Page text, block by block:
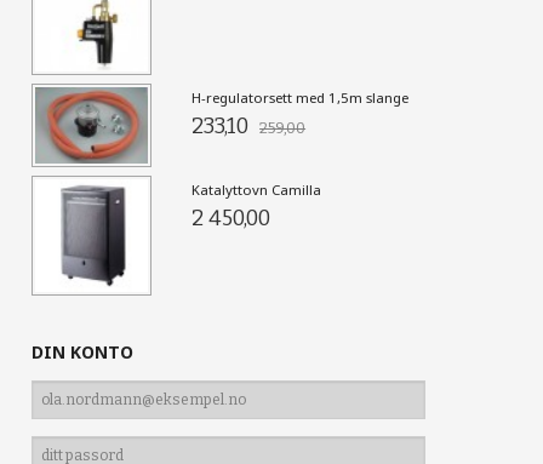
H-regulatorsett med 1,5m slange
233,10 259,00
Katalyttovn Camilla
2 450,00
DIN KONTO